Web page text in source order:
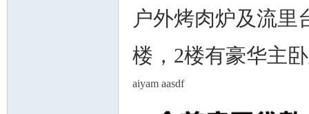
户外烤肉炉及流里
楼，2楼有豪华主
aiyam aasdf